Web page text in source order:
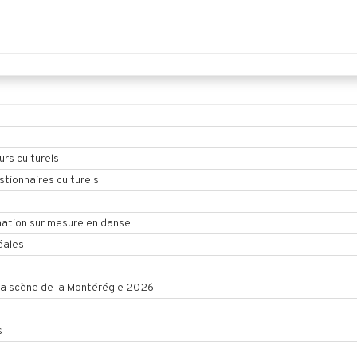
culturels
culturels
sur mesure en danse
scène de la Montérégie 2026